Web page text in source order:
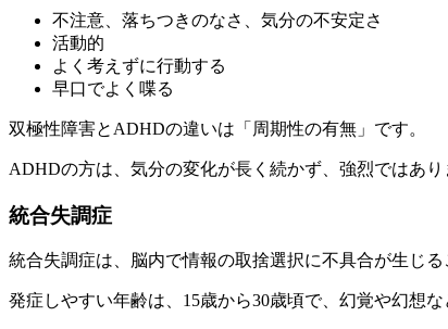
不注意、落ちつきのなさ、気分の不安定さ
活動的
よく考えずに行動する
早口でよく喋る
双極性障害とADHDの違いは「周期性の有無」です。
ADHDの方は、気分の変化が長く続かず、強烈ではあり
統合失調症
統合失調症は、脳内で情報の取捨選択に不具合が生じる
発症しやすい年齢は、15歳から30歳頃で、幻覚や幻想